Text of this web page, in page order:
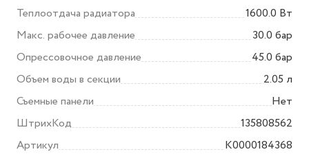
Теплоотдача радиатора
1600.0 Вт
Макс. рабочее давление
30.0 бар
Опрессовочное давление
45.0 бар
Объем воды в секции
2.05 л
Съемные панели
Нет
ШтрихКод
135808562
Артикул
K0000184368